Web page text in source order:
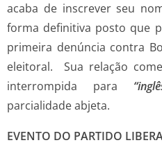
acaba de inscrever seu
forma definitiva posto que
primeira denúncia contra
eleitoral. Sua relação
interrompida para
parcialidade abjeta.
EVENTO DO PARTIDO